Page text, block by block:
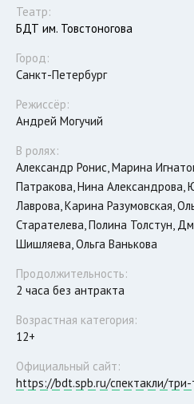
Театр:
БДТ им. Товстоногова
Город:
Санкт-Петербург
Режиссёр:
Андрей Могучий
В ролях:
Александр Ронис, Марина
Патракова, Нина Александрова,
Лаврова, Карина Разумовская,
Старателева, Полина Толстун,
Шишляева, Ольга Ванькова
Продолжительность:
2 часа без антракта
Возрастная категория:
12+
Официальный сайт:
https://bdt.spb.ru/спектакли/